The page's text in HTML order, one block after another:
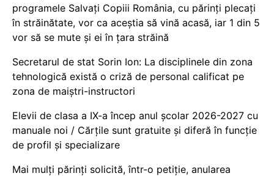
programele Salvați Copiii România, cu părinți plecați
în străinătate, vor ca aceștia să vină acasă, iar 1 din 5
vor să se mute și ei în țara străină
Secretarul de stat Sorin Ion: La disciplinele din zona
tehnologică există o criză de personal calificat pe
zona de maiștri-instructori
Elevii de clasa a IX-a încep anul școlar 2026-2027 cu
manuale noi / Cărțile sunt gratuite și diferă în funcție
de profil și specializare
Mai mulți părinți solicită, într-o petiție, anularea